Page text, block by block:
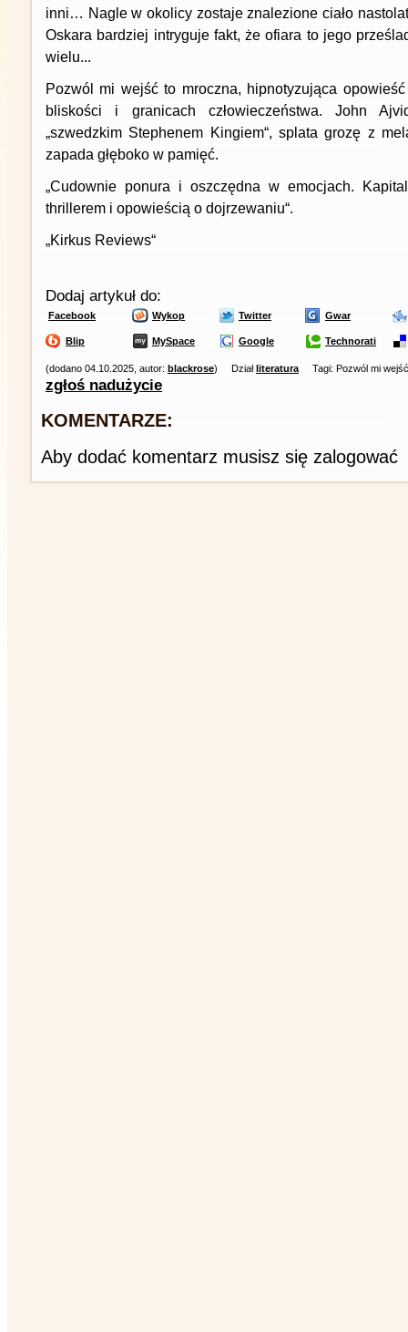
inni… Nagle w okolicy zostaje znalezione ciało
Oskara bardziej intryguje fakt, że ofiara to jego
wielu...
Pozwól mi wejść to mroczna, hipnotyzująca
bliskości i granicach człowieczeństwa. John
„szwedzkim Stephenem Kingiem“, splata grozę z
zapada głęboko w pamięć.
„Cudownie ponura i oszczędna w emocjach.
thrillerem i opowieścią o dojrzewaniu“.
„Kirkus Reviews“
Dodaj artykuł do:
Facebook Wykop Twitter Gwar
Blip MySpace Google Technorati
(dodano 04.10.2025, autor: blackrose) Działliteratura Tagi: Pozwól mi
zgłoś nadużycie
KOMENTARZE:
Aby dodać komentarz musisz się zalogować